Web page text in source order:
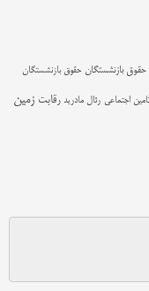
حقوق بازنشستگان حقوق بازنشستگان
اجتماعی رئال مادرید رقابت زمین